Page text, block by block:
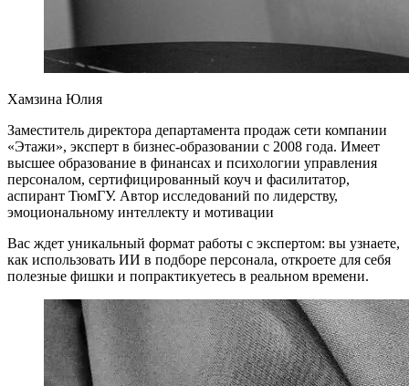
Хамзина Юлия
Заместитель директора департамента продаж сети компании
«Этажи», эксперт в бизнес-образовании с 2008 года. Имеет
высшее образование в финансах и психологии управления
персоналом, сертифицированный коуч и фасилитатор,
аспирант ТюмГУ. Автор исследований по лидерству,
эмоциональному интеллекту и мотивации
Вас ждет уникальный формат работы с экспертом: вы узнаете,
как использовать ИИ в подборе персонала, откроете для себя
полезные фишки и попрактикуетесь в реальном времени.